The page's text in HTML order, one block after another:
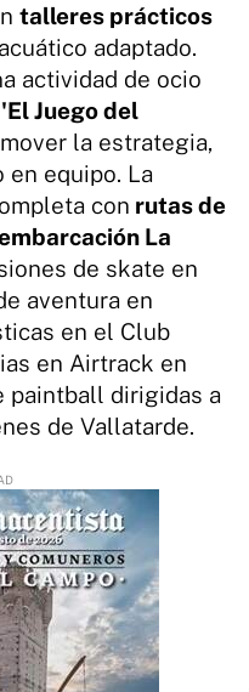
talleres prácticos
acuático adaptado.
actividad de ocio
'El Juego del
la estrategia,
en equipo. La
con rutas de
La
de skate en
aventura en
en el Club
en Airtrack en
paintball dirigidas a
de Vallatarde.